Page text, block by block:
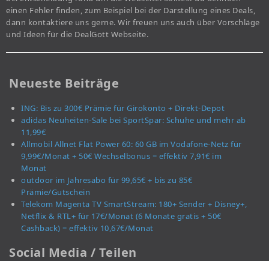
einen Fehler finden, zum Beispiel bei der Darstellung eines Deals,
dann kontaktiere uns gerne. Wir freuen uns auch über Vorschläge
und Ideen für die DealGott Webseite.
Neueste Beiträge
ING: Bis zu 300€ Prämie für Girokonto + Direkt-Depot
adidas Neuheiten-Sale bei SportSpar: Schuhe und mehr ab
11,99€
Allmobil Allnet Flat Power 60: 60 GB im Vodafone-Netz für
9,99€/Monat + 50€ Wechselbonus = effektiv 7,91€ im
Monat
outdoor im Jahresabo für 99,65€ + bis zu 85€
Prämie/Gutschein
Telekom Magenta TV SmartStream: 180+ Sender + Disney+,
Netflix & RTL+ für 17€/Monat (6 Monate gratis + 50€
Cashback) = effektiv 10,67€/Monat
Social Media / Teilen